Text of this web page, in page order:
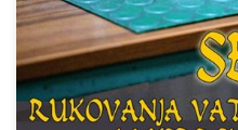
Dragi zaniteresirani strijelci,
rukovanja vatrenim oružjem i
predaje bojnik HV Darko
međunarodni streljački sudac
23.11.2019., 09.30-14.00 sati u
Folnegovićeva 10